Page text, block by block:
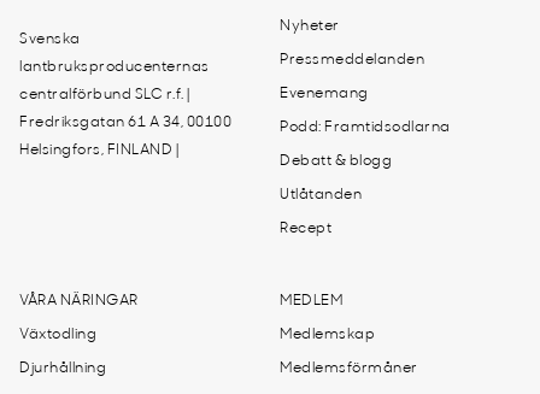
Svenska
lantbruksproducenternas
centralförbund SLC r.f. |
Fredriksgatan 61 A 34, 00100
Helsingfors, FINLAND |
Nyheter
Pressmeddelanden
Evenemang
Podd: Framtidsodlarna
Debatt & blogg
Utlåtanden
Recept
VÅRA NÄRINGAR
Växtodling
Djurhållning
MEDLEM
Medlemskap
Medlemsförmåner